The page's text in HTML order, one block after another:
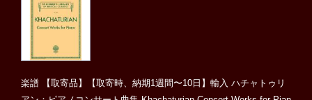
楽譜 【取寄品】【取寄時、納期1週間〜10日】輸入 ハチャトゥリ